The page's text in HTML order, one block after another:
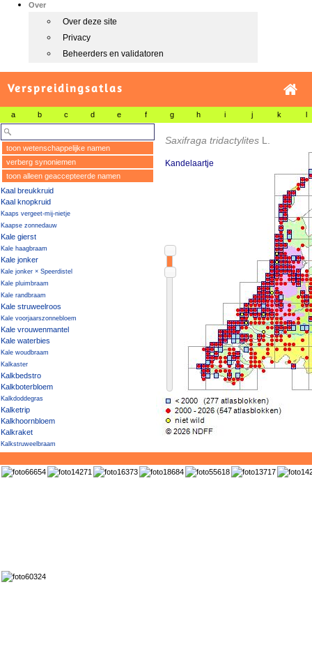
Over
Over deze site
Privacy
Beheerders en validatoren
Verspreidingsatlas
a b c d e f g h i j k l
toon wetenschappelijke namen
verberg synoniemen
toon alleen geaccepteerde namen
Kaal breukkruid
Kaal knopkruid
Kaaps vergeet-mij-nietje
Kaapse zonnedauw
Kale gierst
Kale haagbraam
Kale jonker
Kale jonker × Speerdistel
Kale pluimbraam
Kale randbraam
Kale struweelroos
Kale voorjaarszonnebloem
Kale vrouwenmantel
Kale waterbies
Kale woudbraam
Kalkaster
Kalkbedstro
Kalkboterbloem
Kalkdoddegras
Kalketrip
Kalkhoornbloem
Kalkraket
Kalkstruweelbraam
Kalkwalstro
Kalkzwenkgras
Kalmoes
Kamvaren × Smalle stekelvaren
Saxifraga tridactylites L.
Kandelaartje